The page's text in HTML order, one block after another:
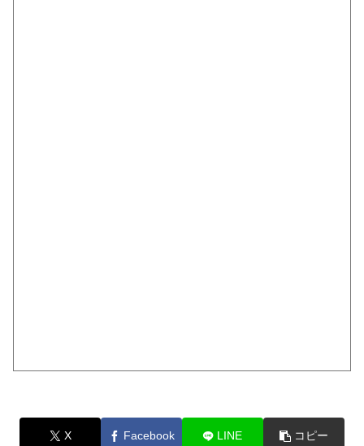
X Facebook LINE コピー